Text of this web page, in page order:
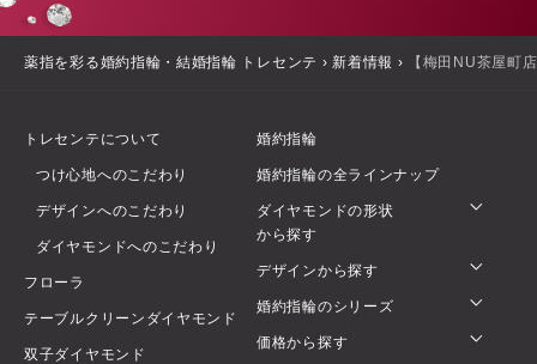
薬指を彩る婚約指輪・結婚指輪 トレセンテ › 新着情報 › 【梅田NU茶屋町
トレセンテについて
つけ心地へのこだわり
デザインへのこだわり
ダイヤモンドへのこだわり
フローラ
テーブルクリーンダイヤモンド
双子ダイヤモンド
婚約指輪
婚約指輪の全ラインナップ
ダイヤモンドの形状
から探す
デザインから探す
婚約指輪のシリーズ
価格から探す